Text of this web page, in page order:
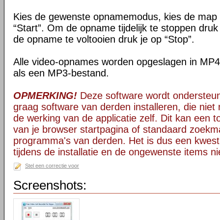
Kies de gewenste opnamemodus, kies de
“Start”. Om de opname tijdelijk te stoppen
de opname te voltooien druk je op “Stop”.
Alle video-opnames worden opgeslagen in
als een MP3-bestand.
OPMERKING! Deze software wordt
graag software van derden installeren, die niet
de werking van de applicatie zelf. Dit kan een
van je browser startpagina of standaard
programma's van derden. Het is dus een
tijdens de installatie en de ongewenste items
Stel een correctie voor
Screenshots: